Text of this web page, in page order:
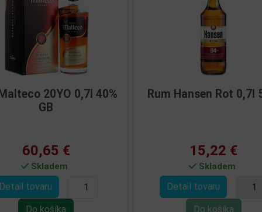
Anejo 1,0l
Rum Malecon 21YO 0,7l 40%
Detail tovaru